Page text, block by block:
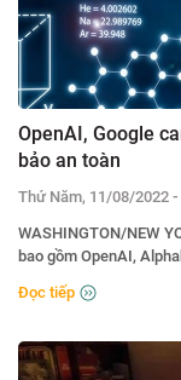
OpenAI, Google
bảo an toàn
Thứ Năm, 11/08/2022 -
WASHINGTON/NEW
bao gồm OpenAI,
Đọc tiếp